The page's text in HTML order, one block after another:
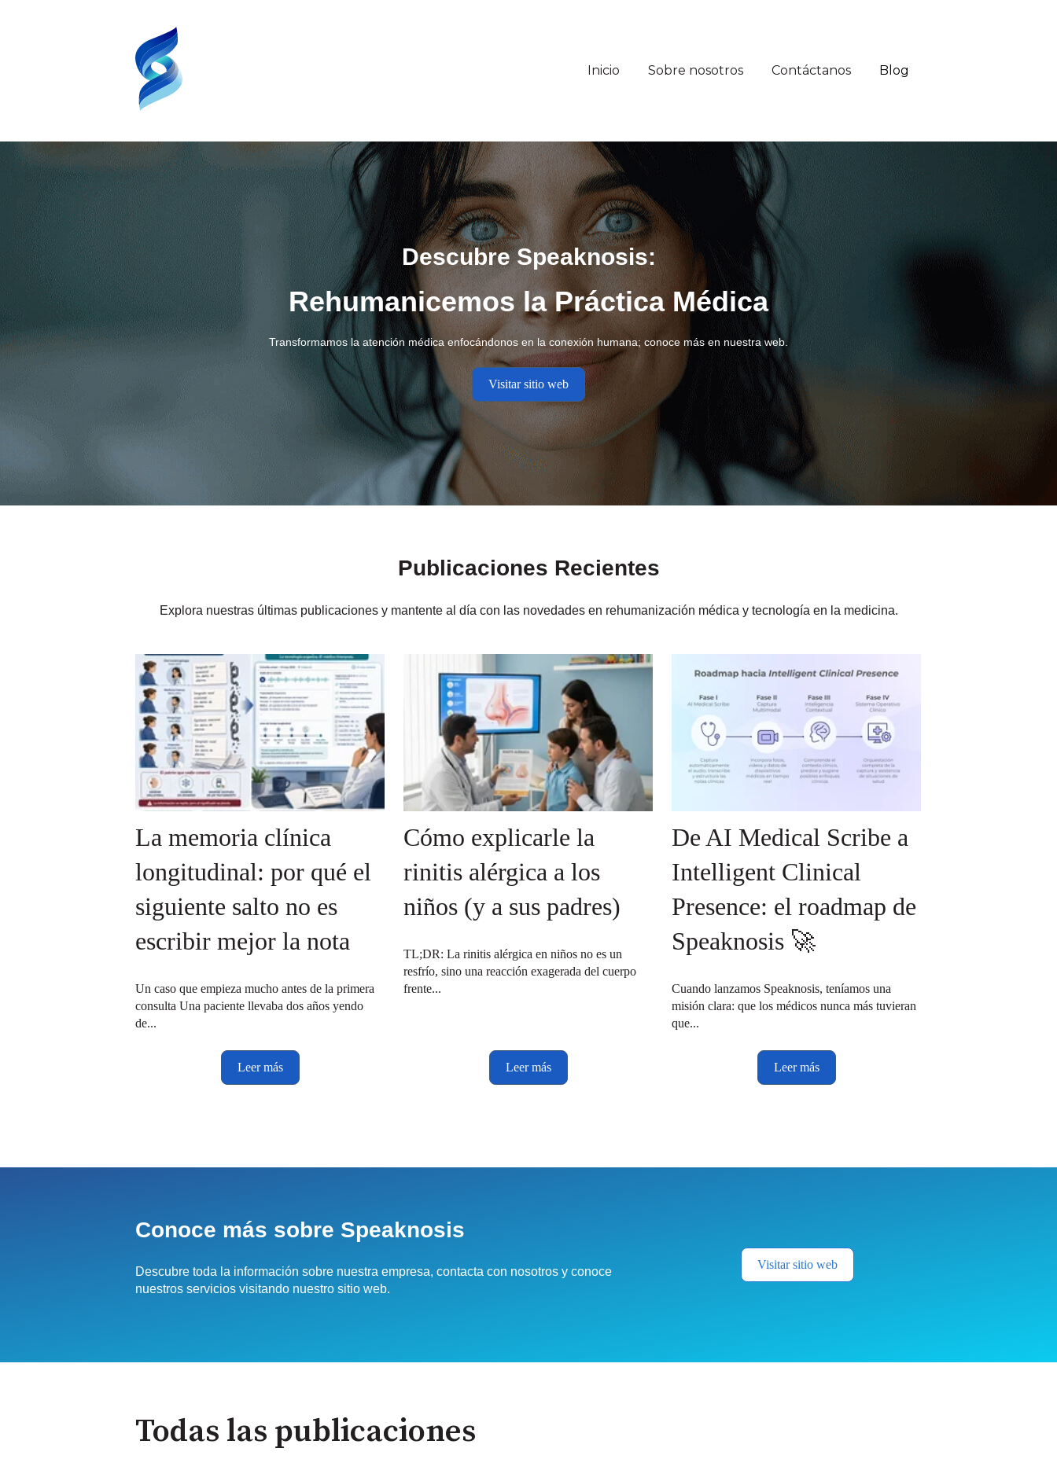
Inicio Sobre nosotros Contáctanos Blog
Descubre Speaknosis:
Rehumanicemos la Práctica Médica
Transformamos la atención médica enfocándonos en la conexión humana; conoce más en nuestra web.
Visitar sitio web
Publicaciones Recientes
Explora nuestras últimas publicaciones y mantente al día con las novedades en rehumanización médica y tecnología en la medicina.
La memoria clínica
longitudinal: por qué el
siguiente salto no es
escribir mejor la nota
Un caso que empieza mucho antes de la primera
consulta Una paciente llevaba dos años yendo
de...
Leer más
Cómo explicarle la
rinitis alérgica a los
niños (y a sus padres)
TL;DR: La rinitis alérgica en niños no es un
resfrío, sino una reacción exagerada del cuerpo
frente...
Leer más
De AI Medical Scribe a
Intelligent Clinical
Presence: el roadmap de
Speaknosis 🚀
Cuando lanzamos Speaknosis, teníamos una
misión clara: que los médicos nunca más tuvieran
que...
Leer más
Conoce más sobre Speaknosis
Descubre toda la información sobre nuestra empresa, contacta con nosotros y conoce
nuestros servicios visitando nuestro sitio web.
Visitar sitio web
Todas las publicaciones